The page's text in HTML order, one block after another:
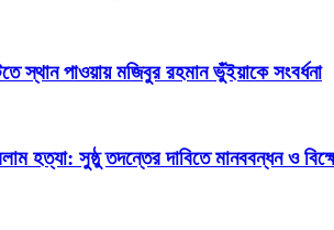
স্থান পাওয়ায় মজিবুর রহমান ভুঁইয়াকে সংবর্ধনা
হত্যা: সুষ্ঠু তদন্তের দাবিতে মানববন্ধন ও